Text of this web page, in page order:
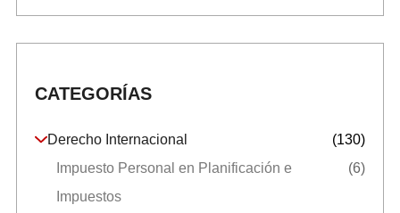
CATEGORÍAS
Derecho Internacional
(130)
Impuesto Personal en Planificación e
Impuestos
(6)